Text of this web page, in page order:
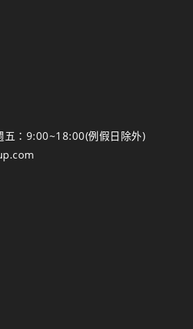
五：9:00~18:00(例假日除外)